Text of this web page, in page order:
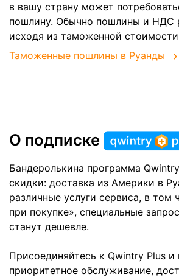
в вашу страну может
пошлину. Обычно пошлины и НДС
исходя из таможенной
Таможенные пошлины в Руанды
О подписке
Бандеролькина программа
скидки: доставка из Америки в
различные услуги сервиса, в
при покупке», специальные
станут дешевле.
Присоединяйтесь к Qwintry Plus и
приоритетное обслуживание,